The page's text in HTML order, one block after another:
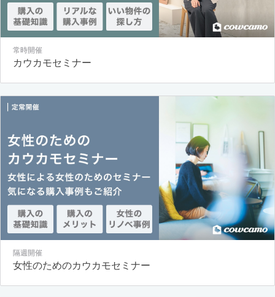
常時開催
カウカモセミナー
隔週開催
女性のためのカウカモセミナー